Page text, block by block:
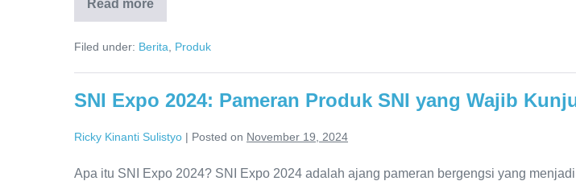
Read more
Filed under: Berita Produk
SNI Expo 2024: Pameran Produk SNI yang Wajib
Ricky Kinanti Sulistyo | Posted on November 19, 2024
Apa itu SNI Expo 2024? SNI Expo 2024 adalah ajang pameran bergengsi yang